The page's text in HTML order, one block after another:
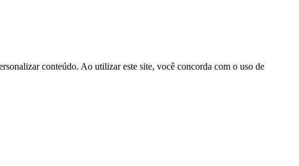
conteúdo. Ao utilizar este site, você concorda com o uso de